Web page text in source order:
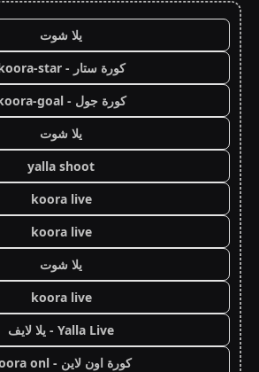
يلا شوت
كورة ستار - koora-star
كورة جول - koora-goal
يلا شوت
yalla shoot
koora live
koora live
يلا شوت
koora live
Yalla Live - يلا لايف
كورة اون لاين - koora onl